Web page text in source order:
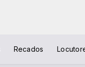
Recados